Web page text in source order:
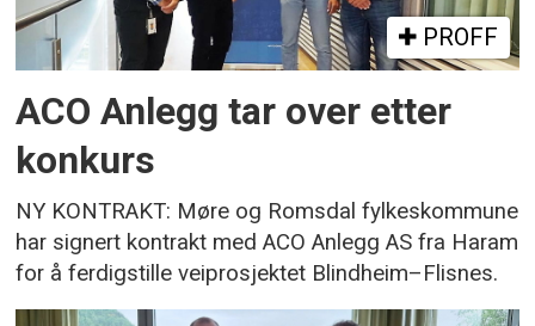
PROFF
ACO Anlegg tar over etter
konkurs
NY KONTRAKT: Møre og Romsdal fylkeskommune
har signert kontrakt med ACO Anlegg AS fra Haram
for å ferdigstille veiprosjektet Blindheim–Flisnes.